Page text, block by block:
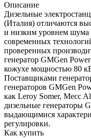
Описание
Дизельные
(Италия) отличаются
и низким уровнем шума
современных
проверенных
генератор GMGen
кожухе мощностью 80
Поставщиками
генераторов GMGen
как Leroy Somer, Mecc
дизельные генераторы
выдающимися
регулировки.
Как купить